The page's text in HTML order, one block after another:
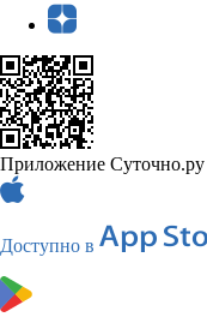
Приложение Суточно.ру
Доступно в